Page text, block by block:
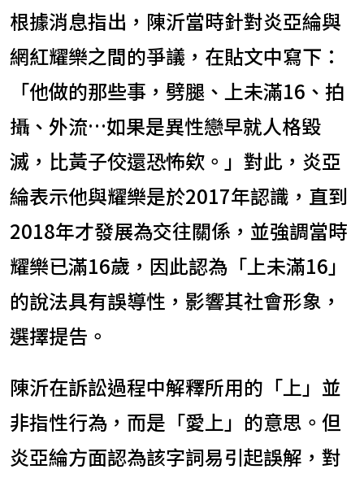
根據消息指出，陳沂當時針對炎亞綸與
網紅耀樂之間的爭議，在貼文中寫下：
「他做的那些事，劈腿、上未滿16、拍
攝、外流…如果是異性戀早就人格毀
滅，比黃子佼還恐怖欸。」對此，炎亞
綸表示他與耀樂是於2017年認識，直到
2018年才發展為交往關係，並強調當時
耀樂已滿16歲，因此認為「上未滿16」
的說法具有誤導性，影響其社會形象，
選擇提告。
陳沂在訴訟過程中解釋所用的「上」並
非指性行為，而是「愛上」的意思。但
炎亞綸方面認為該字詞易引起誤解，對